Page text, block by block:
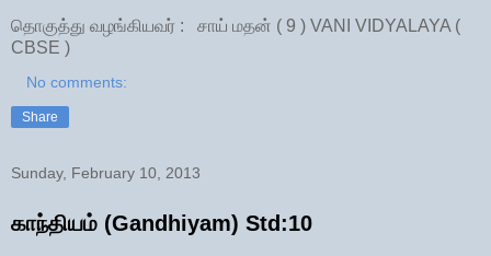
தொகுத்து வழங்கியவர் : சாய் மதன் ( 9 ) VANI VIDYALAYA (
CBSE )
No comments:
Share
Sunday, February 10, 2013
காந்தியம் (Gandhiyam) Std:10